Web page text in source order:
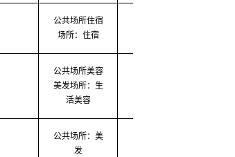
公共场所住宿
场所：住宿
公共场所美容
美发场所：生
活美容
公共场所：美
发